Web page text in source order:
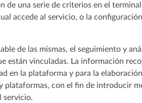
de una serie de criterios en el
accede al servicio, o la
de las mismas, el seguimiento y
están vinculadas. La información
en la plataforma y para la
plataformas, con el fin de introducir
servicio.